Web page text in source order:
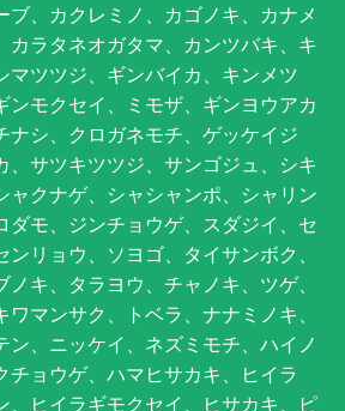
ブ、カクレミノ、カゴノキ、カナメ
カラタネオガタマ、カンツバキ、キ
マツツジ、ギンバイカ、キンメツ
ンモクセイ、ミモザ、ギンヨウアカ
ナシ、クロガネモチ、ゲッケイジ
、サツキツツジ、サンゴジュ、シキ
ャクナゲ、シャシャンポ、シャリン
ダモ、ジンチョウゲ、スダジイ、セ
リョウ、ソヨゴ、タイサンボク、
キ、タラヨウ、チャノキ、ツゲ、
ワマンサク、トベラ、ナナミノキ、
ン、ニッケイ、ネズミモチ、ハイノ
チョウゲ、ハマヒサカキ、ヒイラ
、ヒイラギモクセイ、ヒサカキ、ピ